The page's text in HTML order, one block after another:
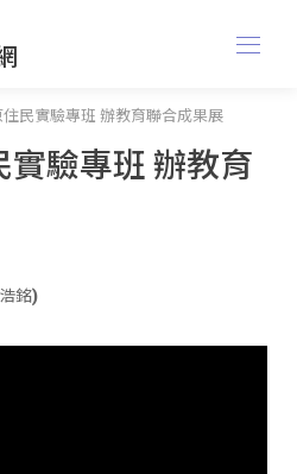
住民實驗專班 辦教育聯合成果展
驗專班 辦教育
銘)